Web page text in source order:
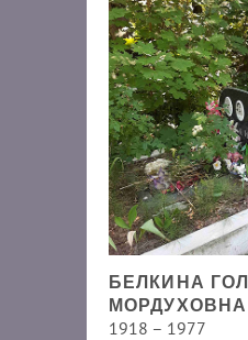
БЕЛКИНА
МОРДУХОВНА
1918 – 1977